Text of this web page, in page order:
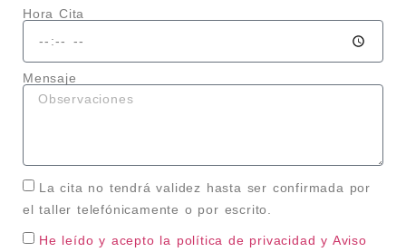
Hora Cita
Mensaje
La cita no tendrá validez hasta ser confirmada por
el taller telefónicamente o por escrito.
He leído y acepto la política de privacidad y Aviso